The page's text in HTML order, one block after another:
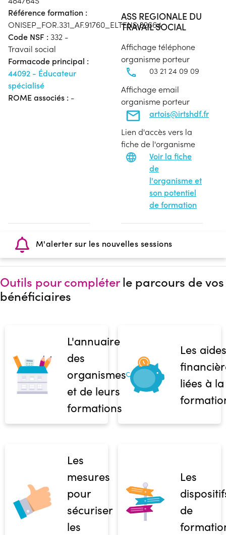
Référence formation :
ONISEP_FOR.331_AF.91760_ELTENS.82664
Code NSF : 332 -
Travail social
Formacode principal :
44092 - Éducateur
spécialisé
ROME associés : -
ASS REGIONALE DU
TRAVAIL SOCIAL
Affichage téléphone
organisme porteur
03 21 24 09 09
Affichage email
organisme porteur
artois@irtshdf.fr
Lien d'accès vers la
fiche de l'organisme
Voir la fiche
de
l'organisme et
son potentiel
de formation
M'alerter sur les nouvelles sessions
Outils pour compléterle parcours de vos
bénéficiaires
L'annuaire
des
organismes
et de leurs
formations
Les aides
liées à la
Les
mesures
pour
sécuriser
les
Les
de